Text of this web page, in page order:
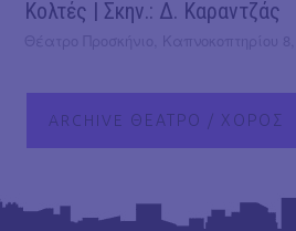
Κολτές | Σκην.: Δ. Καραντζάς
ARCHIVE ΘΕΑΤΡΟ / ΧΟΡΟΣ